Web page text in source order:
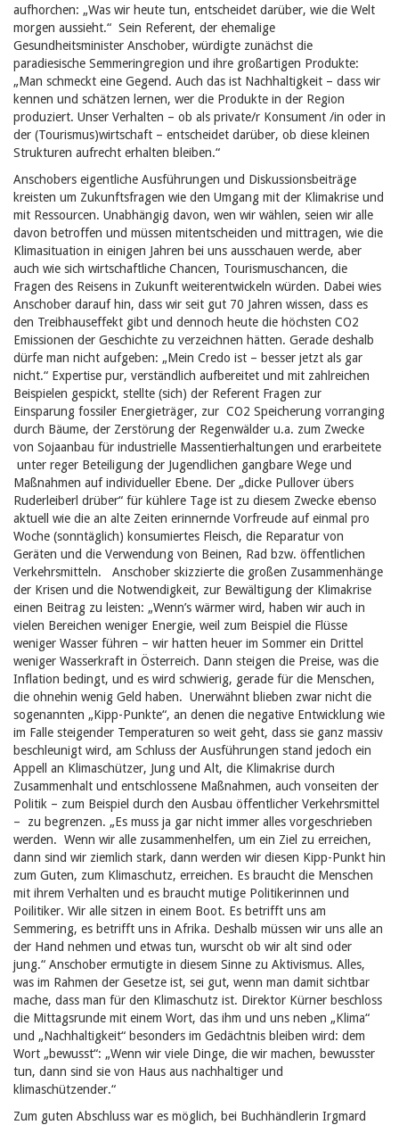
aufhorchen: „Was wir heute tun, entscheidet darüber, wie die Welt
morgen aussieht.“ Sein Referent, der ehemalige
Gesundheitsminister Anschober, würdigte zunächst die
paradiesische Semmeringregion und ihre großartigen Produkte:
„Man schmeckt eine Gegend. Auch das ist Nachhaltigkeit – dass wir
kennen und schätzen lernen, wer die Produkte in der Region
produziert. Unser Verhalten – ob als private/r Konsument /in oder in
der (Tourismus)wirtschaft – entscheidet darüber, ob diese kleinen
Strukturen aufrecht erhalten bleiben.“
Anschobers eigentliche Ausführungen und Diskussionsbeiträge
kreisten um Zukunftsfragen wie den Umgang mit der Klimakrise und
mit Ressourcen. Unabhängig davon, wen wir wählen, seien wir alle
davon betroffen und müssen mitentscheiden und mittragen, wie die
Klimasituation in einigen Jahren bei uns ausschauen werde, aber
auch wie sich wirtschaftliche Chancen, Tourismuschancen, die
Fragen des Reisens in Zukunft weiterentwickeln würden. Dabei wies
Anschober darauf hin, dass wir seit gut 70 Jahren wissen, dass es
den Treibhauseffekt gibt und dennoch heute die höchsten CO2
Emissionen der Geschichte zu verzeichnen hätten. Gerade deshalb
dürfe man nicht aufgeben: „Mein Credo ist – besser jetzt als gar
nicht.“ Expertise pur, verständlich aufbereitet und mit zahlreichen
Beispielen gespickt, stellte (sich) der Referent Fragen zur
Einsparung fossiler Energieträger, zur CO2 Speicherung vorranging
durch Bäume, der Zerstörung der Regenwälder u.a. zum Zwecke
von Sojaanbau für industrielle Massentierhaltungen und erarbeitete
unter reger Beteiligung der Jugendlichen gangbare Wege und
Maßnahmen auf individueller Ebene. Der „dicke Pullover übers
Ruderleiberl drüber“ für kühlere Tage ist zu diesem Zwecke ebenso
aktuell wie die an alte Zeiten erinnernde Vorfreude auf einmal pro
Woche (sonntäglich) konsumiertes Fleisch, die Reparatur von
Geräten und die Verwendung von Beinen, Rad bzw. öffentlichen
Verkehrsmitteln. Anschober skizzierte die großen Zusammenhänge
der Krisen und die Notwendigkeit, zur Bewältigung der Klimakrise
einen Beitrag zu leisten: „Wenn’s wärmer wird, haben wir auch in
vielen Bereichen weniger Energie, weil zum Beispiel die Flüsse
weniger Wasser führen – wir hatten heuer im Sommer ein Drittel
weniger Wasserkraft in Österreich. Dann steigen die Preise, was die
Inflation bedingt, und es wird schwierig, gerade für die Menschen,
die ohnehin wenig Geld haben. Unerwähnt blieben zwar nicht die
sogenannten „Kipp-Punkte“, an denen die negative Entwicklung wie
im Falle steigender Temperaturen so weit geht, dass sie ganz massiv
beschleunigt wird, am Schluss der Ausführungen stand jedoch ein
Appell an Klimaschützer, Jung und Alt, die Klimakrise durch
Zusammenhalt und entschlossene Maßnahmen, auch vonseiten der
Politik – zum Beispiel durch den Ausbau öffentlicher Verkehrsmittel
– zu begrenzen. „Es muss ja gar nicht immer alles vorgeschrieben
werden. Wenn wir alle zusammenhelfen, um ein Ziel zu erreichen,
dann sind wir ziemlich stark, dann werden wir diesen Kipp-Punkt hin
zum Guten, zum Klimaschutz, erreichen. Es braucht die Menschen
mit ihrem Verhalten und es braucht mutige Politikerinnen und
Poilitiker. Wir alle sitzen in einem Boot. Es betrifft uns am
Semmering, es betrifft uns in Afrika. Deshalb müssen wir uns alle an
der Hand nehmen und etwas tun, wurscht ob wir alt sind oder
jung.“ Anschober ermutigte in diesem Sinne zu Aktivismus. Alles,
was im Rahmen der Gesetze ist, sei gut, wenn man damit sichtbar
mache, dass man für den Klimaschutz ist. Direktor Kürner beschloss
die Mittagsrunde mit einem Wort, das ihm und uns neben „Klima“
und „Nachhaltigkeit“ besonders im Gedächtnis bleiben wird: dem
Wort „bewusst“: „Wenn wir viele Dinge, die wir machen, bewusster
tun, dann sind sie von Haus aus nachhaltiger und
klimaschützender.“
Zum guten Abschluss war es möglich, bei Buchhändlerin Irgmard